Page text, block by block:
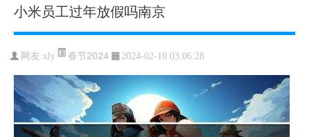
小米员工过年放假吗南京
网友:xly 春节2024 2024-02-10 03:06:28